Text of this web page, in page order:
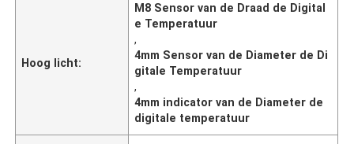
Hoog licht:
M8 Sensor van de Draad de Digital
e Temperatuur
,
4mm Sensor van de Diameter de Di
gitale Temperatuur
,
4mm indicator van de Diameter de
digitale temperatuur